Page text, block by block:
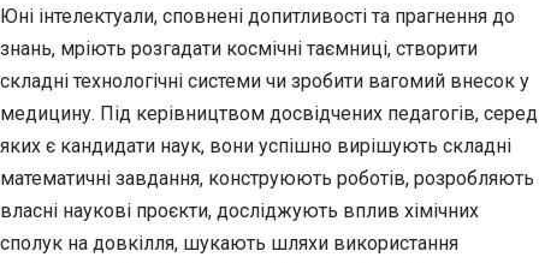
Юні інтелектуали, сповнені допитливості та прагнення до
знань, мріють розгадати космічні таємниці, створити
складні технологічні системи чи зробити вагомий внесок у
медицину. Під керівництвом досвідчених педагогів, серед
яких є кандидати наук, вони успішно вирішують складні
математичні завдання, конструюють роботів, розробляють
власні наукові проєкти, досліджують вплив хімічних
сполук на довкілля, шукають шляхи використання